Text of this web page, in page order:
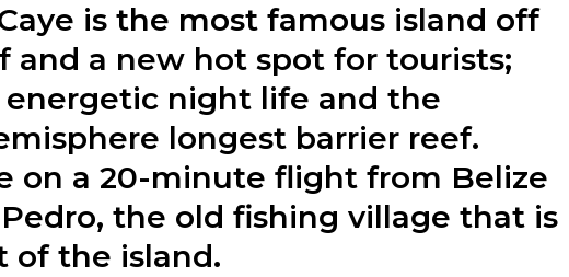
is the most famous island off
and a new hot spot for tourists;
night life and the
longest barrier reef.
on a 20-minute flight from Belize
the old fishing village that is
of the island.